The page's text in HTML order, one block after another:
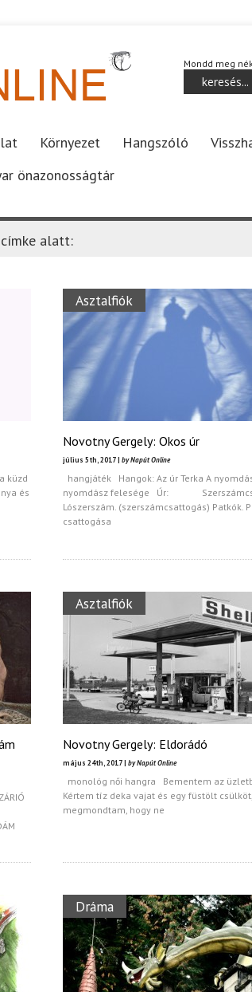
Mondd meg
Környezet Hangszóló
önazonosságtár
címke alatt:
küzd
és
Asztalfiók
Novotny Gergely: Okos úr
július 5th, 2017 | by Napút Online
hangjáték Hangok: Az úr Terka A
nyomdász felesége Úr:
Lószerszám. (szerszámcsattogás) Patkók.
csattogása
Asztalfiók
Novotny Gergely: Eldorádó
május 24th, 2017 | by Napút Online
monológ női hangra Bementem az
Kértem tíz deka vajat és egy füstölt
megmondtam, hogy ne
Dráma